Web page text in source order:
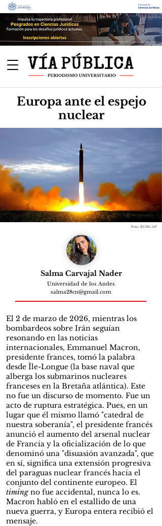
Europa ante el espejo
nuclear
Foto: KCNA/AP
Salma Carvajal Nader
Universidad de los Andes
salma28cn@gmail.com
El 2 de marzo de 2026, mientras los
bombardeos sobre Irán seguían
resonando en las noticias
internacionales, Emmanuel Macron,
presidente frances, tomó la palabra
desde Île-Longue (la base naval que
alberga los submarinos nucleares
franceses en la Bretaña atlántica). Este
no fue un discurso de momento. Fue un
acto de ruptura estratégica. Pues, en un
lugar que él mismo llamó "catedral de
nuestra soberanía", el presidente francés
anunció el aumento del arsenal nuclear
de Francia y la oficialización de lo que
denominó una "disuasión avanzada", que
en sí, significa una extensión progresiva
del paraguas nuclear francés hacia el
conjunto del continente europeo. El
timingno fue accidental, nunca lo es.
Macron habló en el estallido de una
nueva guerra, y Europa entera recibió el
mensaje.